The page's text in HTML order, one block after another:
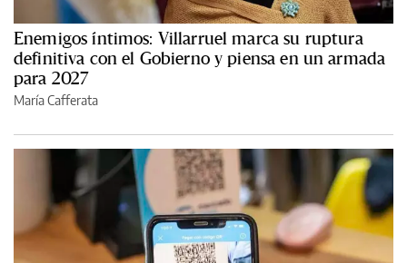
Enemigos íntimos: Villarruel marca su ruptura
definitiva con el Gobierno y piensa en un armada
para 2027
María Cafferata